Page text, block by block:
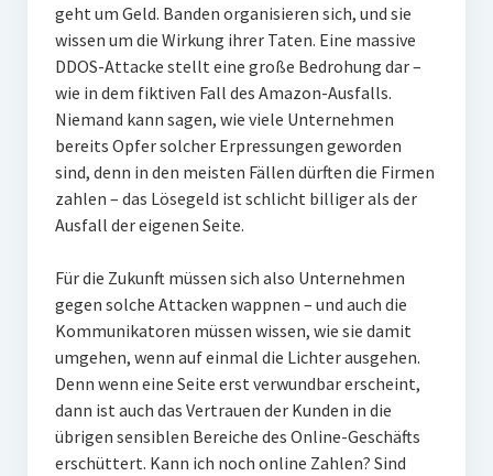
geht um Geld. Banden organisieren sich, und sie
wissen um die Wirkung ihrer Taten. Eine massive
DDOS-Attacke stellt eine große Bedrohung dar –
wie in dem fiktiven Fall des Amazon-Ausfalls.
Niemand kann sagen, wie viele Unternehmen
bereits Opfer solcher Erpressungen geworden
sind, denn in den meisten Fällen dürften die Firmen
zahlen – das Lösegeld ist schlicht billiger als der
Ausfall der eigenen Seite.
Für die Zukunft müssen sich also Unternehmen
gegen solche Attacken wappnen – und auch die
Kommunikatoren müssen wissen, wie sie damit
umgehen, wenn auf einmal die Lichter ausgehen.
Denn wenn eine Seite erst verwundbar erscheint,
dann ist auch das Vertrauen der Kunden in die
übrigen sensiblen Bereiche des Online-Geschäfts
erschüttert. Kann ich noch online Zahlen? Sind